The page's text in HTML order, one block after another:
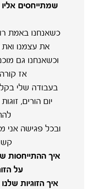
שמתייחסים
כשאנחנו באמת
את עצמנו
וכשאנחנו גם
אז
בעבודה שלי
יום הורים,
ובכל פגישה
איך ההתייחסות
על
איך הזוגיות